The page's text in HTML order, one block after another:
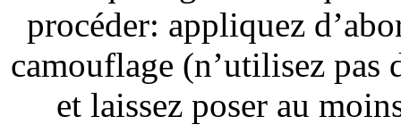
procéder: appliquez
camouflage (n’utilisez pas
et laissez poser au